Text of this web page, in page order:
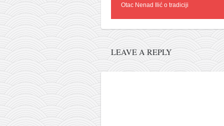
Svetlopis
zakonopravilo
duhovni otac
pravoslavlje
zabranjena istorija
ćirilica
porodične priče
umesto tvitera
Otac Nenad Ilić o tradiciji
LEAVE A REPLY